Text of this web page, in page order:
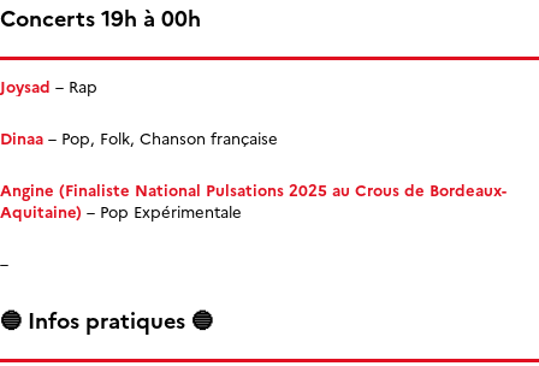
Concerts 19h à 00h
Joysad – Rap
Dinaa – Pop, Folk, Chanson française
Angine (Finaliste National Pulsations 2025 au Crous de Bordeaux-
Aquitaine) – Pop Expérimentale
–
🔵 Infos pratiques 🔵